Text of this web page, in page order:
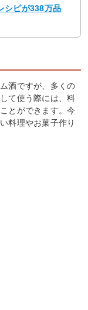
シピが338万品
酒ですが、多くの
て使う際には、料
とができます。今
料理やお菓子作り